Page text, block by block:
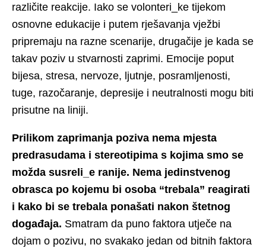
različite reakcije. Iako se volonteri_ke tijekom
osnovne edukacije i putem rješavanja vježbi
pripremaju na razne scenarije, drugačije je kada se
takav poziv u stvarnosti zaprimi. Emocije poput
bijesa, stresa, nervoze, ljutnje, posramljenosti,
tuge, razočaranje, depresije i neutralnosti mogu biti
prisutne na liniji.
Prilikom zaprimanja poziva nema mjesta
predrasudama i stereotipima s kojima smo se
možda susreli_e ranije. Nema jedinstvenog
obrasca po kojemu bi osoba “trebala” reagirati
i kako bi se trebala ponašati nakon štetnog
događaja. Smatram da puno faktora utječe na
dojam o pozivu, no svakako jedan od bitnih faktora